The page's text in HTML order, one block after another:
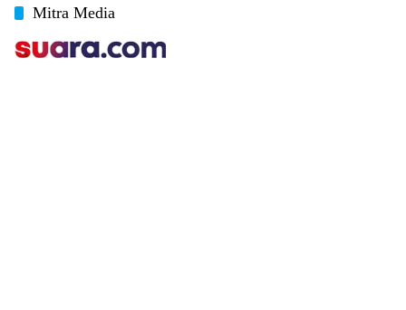
Mitra Media